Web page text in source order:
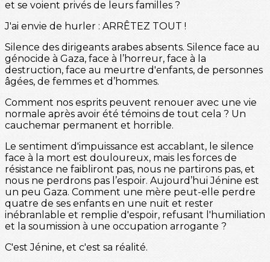
et se voient privés de leurs familles ?
J'ai envie de hurler : ARRÊTEZ TOUT !
Silence des dirigeants arabes absents. Silence face au
génocide à Gaza, face à l’horreur, face à la
destruction, face au meurtre d'enfants, de personnes
âgées, de femmes et d’hommes.
Comment nos esprits peuvent renouer avec une vie
normale après avoir été témoins de tout cela ? Un
cauchemar permanent et horrible.
Le sentiment d'impuissance est accablant, le silence
face à la mort est douloureux, mais les forces de
résistance ne faibliront pas, nous ne partirons pas, et
nous ne perdrons pas l’espoir. Aujourd’hui Jénine est
un peu Gaza. Comment une mère peut-elle perdre
quatre de ses enfants en une nuit et rester
inébranlable et remplie d'espoir, refusant l'humiliation
et la soumission à une occupation arrogante ?
C'est Jénine, et c'est sa réalité.